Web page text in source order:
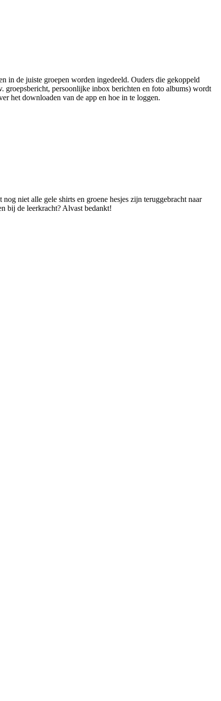
in de juiste groepen worden ingedeeld. Ouders die gekoppeld
groepsbericht, persoonlijke inbox berichten en foto albums) wordt
het downloaden van de app en hoe in te loggen.
niet alle gele shirts en groene hesjes zijn teruggebracht naar
bij de leerkracht? Alvast bedankt!